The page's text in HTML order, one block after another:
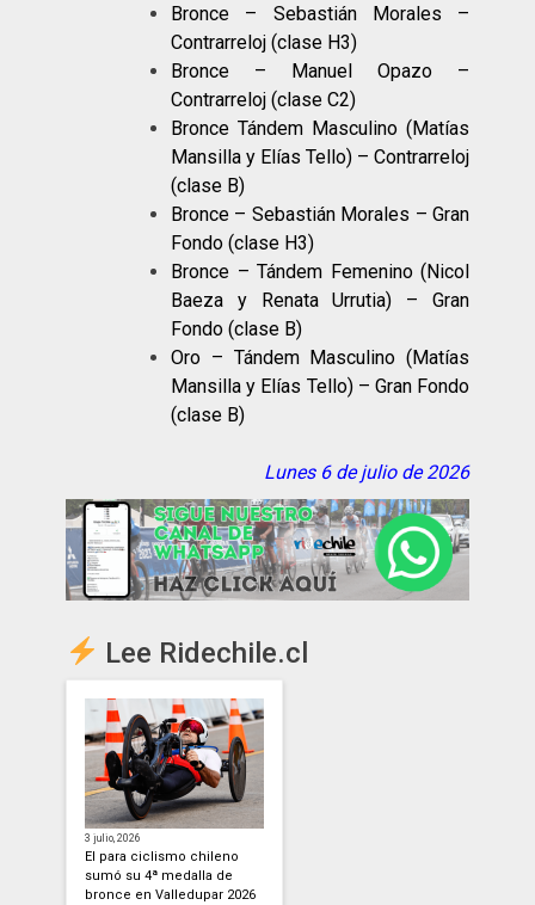
Bronce – Sebastián Morales –
Contrarreloj (clase H3)
Bronce – Manuel Opazo –
Contrarreloj (clase C2)
Bronce Tándem Masculino (Matías
Mansilla y Elías Tello) – Contrarreloj
(clase B)
Bronce – Sebastián Morales – Gran
Fondo (clase H3)
Bronce – Tándem Femenino (Nicol
Baeza y Renata Urrutia) – Gran
Fondo (clase B)
Oro – Tándem Masculino (Matías
Mansilla y Elías Tello) – Gran Fondo
(clase B)
Lunes 6 de julio de 2026
Lee Ridechile.cl
3 julio, 2026
El para ciclismo chileno
sumó su 4ª medalla de
bronce en Valledupar 2026